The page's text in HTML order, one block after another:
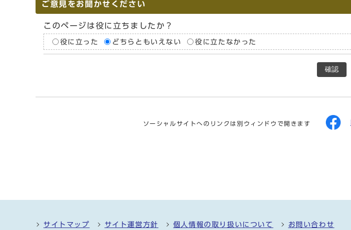
ご意見をお聞かせください
このページは役に立ちましたか？
役に立った どちらともいえない 役に立たなかった
確認
ソーシャルサイトへのリンクは別ウィンドウで開きます
サイトマップ サイト運営方針 個人情報の取り扱いについて お問い合わせ